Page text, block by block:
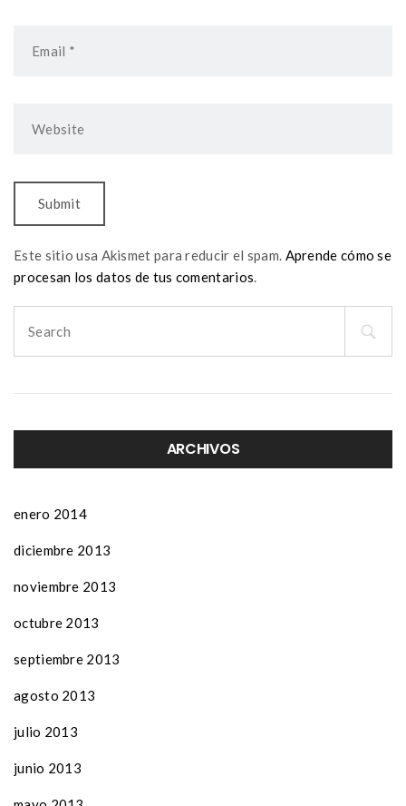
Este sitio usa Akismet para reducir el spam. Aprende cómo se
procesan los datos de tus comentarios
for:
ARCHIVOS
enero 2014
diciembre 2013
noviembre 2013
octubre 2013
septiembre 2013
agosto 2013
julio 2013
junio 2013